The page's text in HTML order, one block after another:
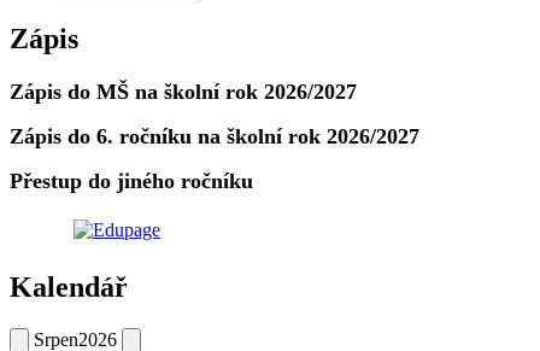
Zápis
Zápis do MŠ na školní rok 2026/2027
Zápis do 6. ročníku na školní rok 2026/2027
Přestup do jiného ročníku
Kalendář
Srpen2026